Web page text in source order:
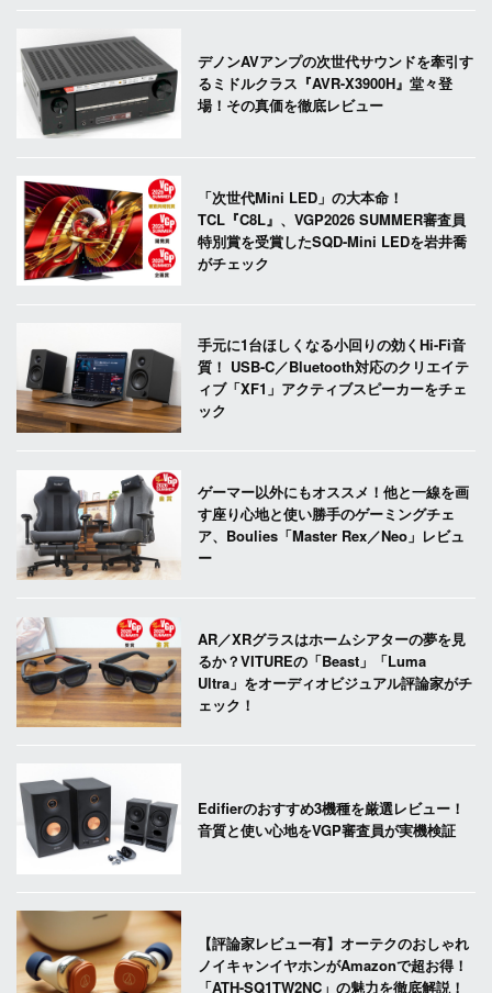
デノンAVアンプの次世代サウンドを牽引す
るミドルクラス『AVR-X3900H』堂々登
場！その真価を徹底レビュー
「次世代Mini LED」の大本命！
TCL『C8L』、VGP2026 SUMMER審査員
特別賞を受賞したSQD-Mini LEDを岩井喬
がチェック
手元に1台ほしくなる小回りの効くHi-Fi音
質！ USB-C／Bluetooth対応のクリエイテ
ィブ「XF1」アクティブスピーカーをチェ
ック
ゲーマー以外にもオススメ！他と一線を画
す座り心地と使い勝手のゲーミングチェ
ア、Boulies「Master Rex／Neo」レビュ
ー
AR／XRグラスはホームシアターの夢を見
るか？VITUREの「Beast」「Luma
Ultra」をオーディオビジュアル評論家がチ
ェック！
Edifierのおすすめ3機種を厳選レビュー！
音質と使い心地をVGP審査員が実機検証
【評論家レビュー有】オーテクのおしゃれ
ノイキャンイヤホンがAmazonで超お得！
「ATH-SQ1TW2NC」の魅力を徹底解説！